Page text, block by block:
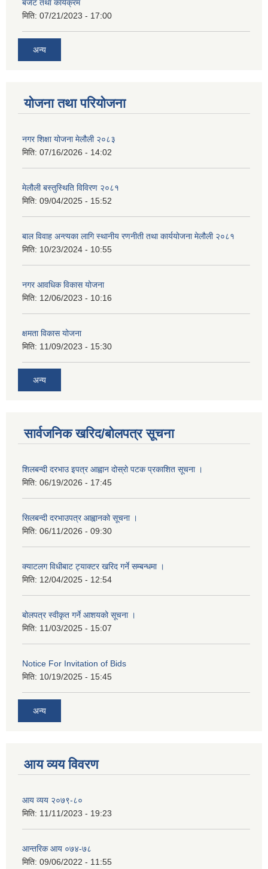
बजेट तथा कार्यक्रम
मिति: 07/21/2023 - 17:00
अन्य
योजना तथा परियोजना
नगर शिक्षा योजना मेलौली २०८३
मिति: 07/16/2026 - 14:02
मेलौली बस्तुस्थिति विविरण २०८१
मिति: 09/04/2025 - 15:52
बाल विवाह अन्त्यका लागि स्थानीय रणनीती तथा कार्ययोजना मेलौली २०८१
मिति: 10/23/2024 - 10:55
नगर आवधिक विकास योजना
मिति: 12/06/2023 - 10:16
क्षमता विकास योजना
मिति: 11/09/2023 - 15:30
अन्य
सार्वजनिक खरिद/बोलपत्र सूचना
शिलबन्दी दरभाउ इपत्र आह्वान दोस्रो पटक प्रकाशित सूचना ।
मिति: 06/19/2026 - 17:45
सिलबन्दी दरभाउपत्र आह्वानको सूचना ।
मिति: 06/11/2026 - 09:30
क्याटलग विधीबाट ट्याक्टर खरिद गर्ने सम्बन्धमा ।
मिति: 12/04/2025 - 12:54
बोलपत्र स्वीकृत गर्ने आशयको सूचना ।
मिति: 11/03/2025 - 15:07
Notice For Invitation of Bids
मिति: 10/19/2025 - 15:45
अन्य
आय व्यय विवरण
आय व्यय २०७९-८०
मिति: 11/11/2023 - 19:23
आन्तरिक आय ०७४-७८
मिति: 09/06/2022 - 11:55